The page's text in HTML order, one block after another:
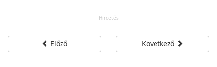
Előző Következő